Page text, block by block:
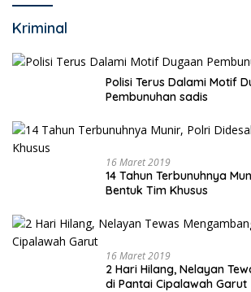
Kriminal
Polisi Terus Dalami Motif
Pembunuhan sadis
16 Maret 2019
14 Tahun Terbunuhnya
Bentuk Tim Khusus
16 Maret 2019
2 Hari Hilang, Nelayan
di Pantai Cipalawah Garut